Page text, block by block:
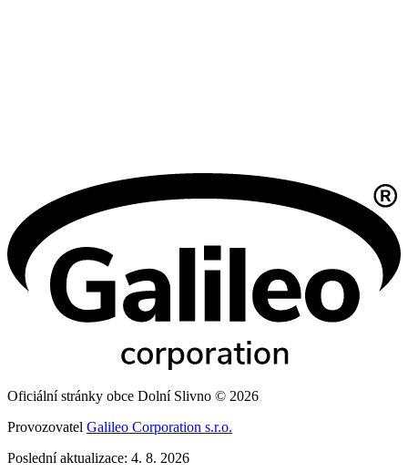
Oficiální stránky obce Dolní Slivno © 2026
Provozovatel Galileo Corporation s.r.o.
Poslední aktualizace: 4. 8. 2026